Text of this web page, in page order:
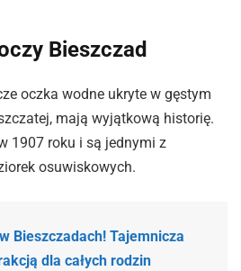
Bieszczad
oczka wodne ukryte w gęstym
mają wyjątkową historię.
1907 roku i są jednymi z
osuwiskowych.
Bieszczadach! Tajemnicza
dla całych rodzin